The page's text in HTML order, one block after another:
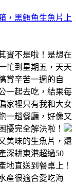
，黑鮪魚生魚片上
實不是啦！是想在
忙到星期五，天天
賞辛苦一週的自
一起去吃，結果每
家裡只有我和大女
一趟餐廳，好像又
擾完全解決啦！
美味的生魚片，還
深耕東港超過50
地直送到餐桌上！
產很適合愛吃海